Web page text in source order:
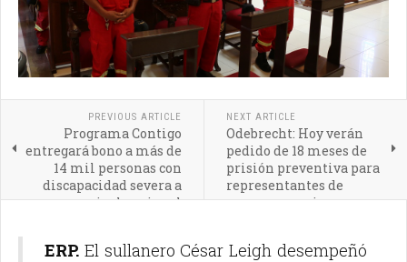
PREVIOUS ARTICLE
Programa Contigo
entregará bono a más de
14 mil personas con
discapacidad severa a
nivel nacional
NEXT ARTICLE
Odebrecht: Hoy verán
pedido de 18 meses de
prisión preventiva para
representantes de
empresas socias
ERP. El sullanero César Leigh desempeñó